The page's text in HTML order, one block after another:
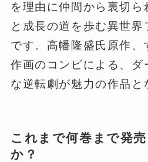
を理由に仲間から裏切ら
と成長の道を歩む異世
です。高幡隆盛氏原作、
作画のコンビによる、ダ
な逆転劇が魅力の作品と
これまで何巻まで発
か？